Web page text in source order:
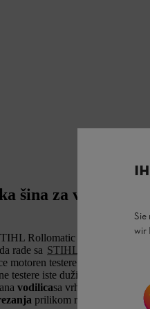
šina za vođenje
Rollomatic E Mini Light
da rade sa STIHL orezivačima
motoren testere nudi
testere iste dužine. Ovo
vodilicasa vrhom lančanika
prilikom rada.
wir